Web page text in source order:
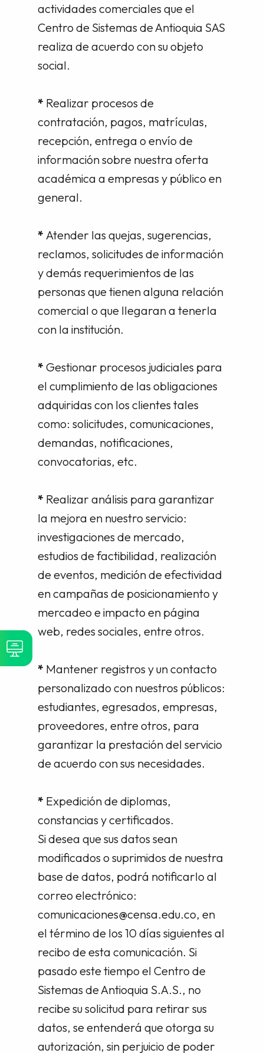
actividades comerciales que el
Centro de Sistemas de Antioquia SAS
realiza de acuerdo con su objeto
social.
* Realizar procesos de
contratación, pagos, matrículas,
recepción, entrega o envío de
información sobre nuestra oferta
académica a empresas y público en
general.
* Atender las quejas, sugerencias,
reclamos, solicitudes de información
y demás requerimientos de las
personas que tienen alguna relación
comercial o que llegaran a tenerla
con la institución.
*Gestionar procesos judiciales para
el cumplimiento de las obligaciones
adquiridas con los clientes tales
como: solicitudes, comunicaciones,
demandas, notificaciones,
convocatorias, etc.
* Realizar análisis para garantizar
la mejora en nuestro servicio:
investigaciones de mercado,
estudios de factibilidad, realización
de eventos, medición de efectividad
en campañas de posicionamiento y
mercadeo e impacto en página
web, redes sociales, entre otros.
* Mantener registros y un contacto
personalizado con nuestros públicos:
estudiantes, egresados, empresas,
proveedores, entre otros, para
garantizar la prestación del servicio
de acuerdo con sus necesidades.
* Expedición de diplomas,
constancias y certificados.
Si desea que sus datos sean
modificados o suprimidos de nuestra
base de datos, podrá notificarlo al
correo electrónico:
comunicaciones@censa.edu.co, en
el término de los 10 días siguientes al
recibo de esta comunicación. Si
pasado este tiempo el Centro de
Sistemas de Antioquia S.A.S., no
recibe su solicitud para retirar sus
datos, se entenderá que otorga su
autorización, sin perjuicio de poder